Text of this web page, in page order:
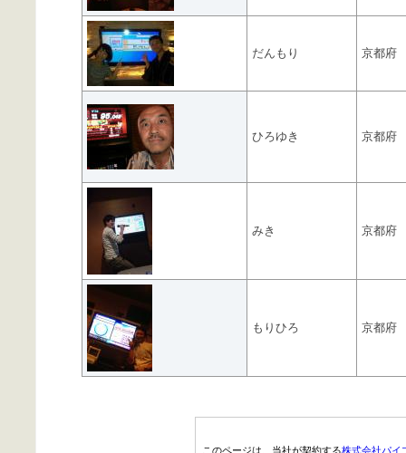
だんもり 京都府
ひろゆき 京都府
みき 京都府
もりひろ 京都府
このページは、当社が契約する株式会社パイ